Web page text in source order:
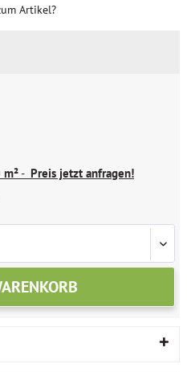
Artikel?
m²- Preis jetzt anfragen!